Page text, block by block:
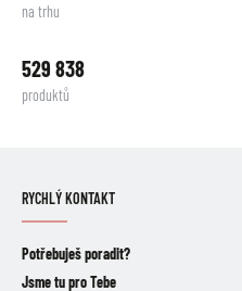
na trhu
529 838
produktů
RYCHLÝ KONTAKT
Potřebuješ poradit?
Jsme tu pro Tebe